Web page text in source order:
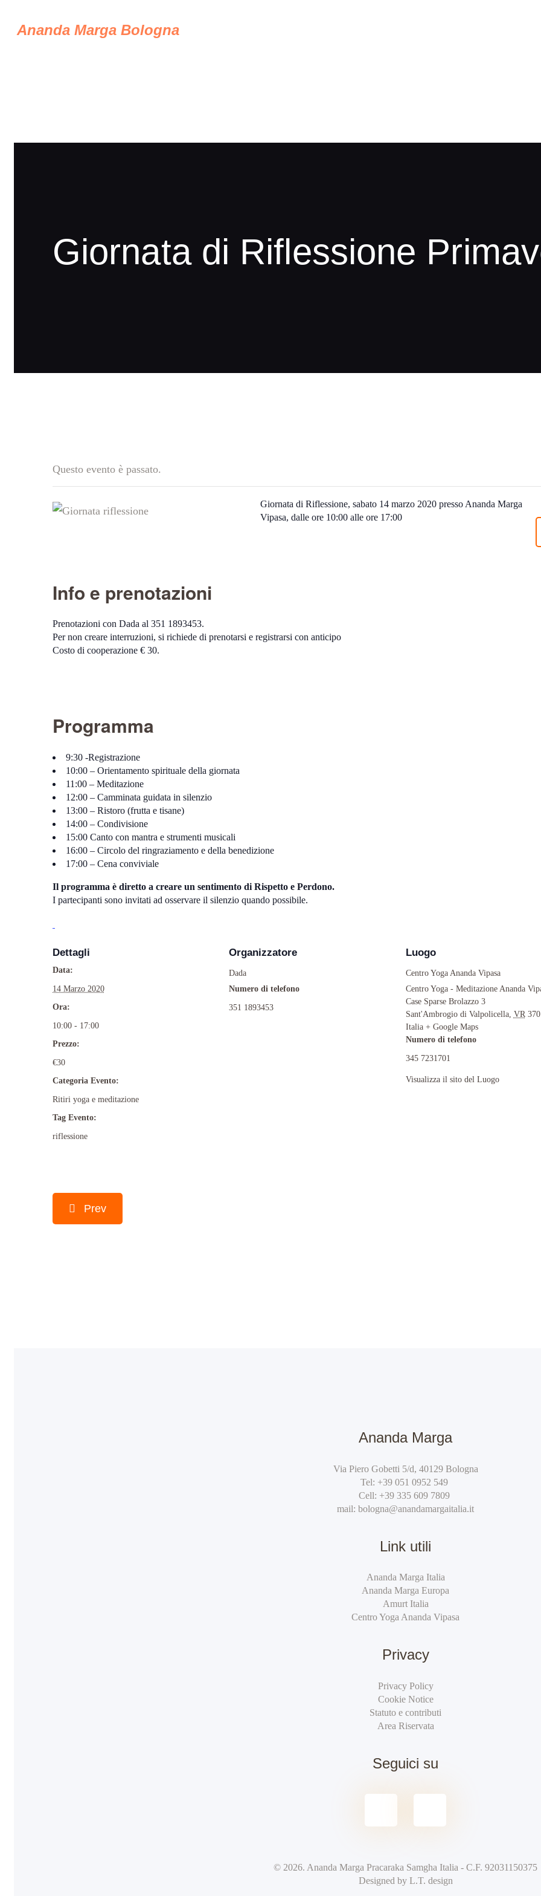
Ananda Marga Bologna
Giornata di Riflessione
Questo evento è passato.
Giornata di Riflessione, sabato 14 marzo 2020 presso Ananda Marga
Vipasa, dalle ore 10:00 alle ore 17:00
Info e prenotazioni
Prenotazioni con Dada al 351 1893453.
Per non creare interruzioni, si richiede di prenotarsi e registrarsi con anticipo
Costo di cooperazione € 30.
Programma
9:30 -Registrazione
10:00 – Orientamento spirituale della giornata
11:00 – Meditazione
12:00 – Camminata guidata in silenzio
13:00 – Ristoro (frutta e tisane)
14:00 – Condivisione
15:00 Canto con mantra e strumenti musicali
16:00 – Circolo del ringraziamento e della benedizione
17:00 – Cena conviviale
Il programma è diretto a creare un sentimento di Rispetto e Perdono.
I partecipanti sono invitati ad osservare il silenzio quando possibile.
Dettagli
Data:
14 Marzo 2020
Ora:
10:00 - 17:00
Prezzo:
€30
Categoria Evento:
Ritiri yoga e meditazione
Tag Evento:
riflessione
Organizzatore
Dada
Numero di telefono
351 1893453
Luogo
Centro Yoga Ananda Vipasa
Centro Yoga - Meditazione Ananda
Case Sparse Brolazzo 3
Sant'Ambrogio di Valpolicella, VR
Italia + Google Maps
Numero di telefono
345 7231701
Visualizza il sito del Luogo
Prev
Ananda Marga
Via Piero Gobetti 5/d, 40129 Bologna
Tel: +39 051 0952 549
Cell: +39 335 609 7809
mail:bologna@anandamargaitalia.it
Link utili
Ananda Marga Italia
Ananda Marga Europa
Amurt Italia
Centro Yoga Ananda Vipasa
Privacy
Privacy Policy
Cookie Notice
Statuto e contributi
Area Riservata
Seguici su
© 2026. Ananda Marga Pracaraka Samgha Italia - C.F. 92031150375
Designed by L.T. design